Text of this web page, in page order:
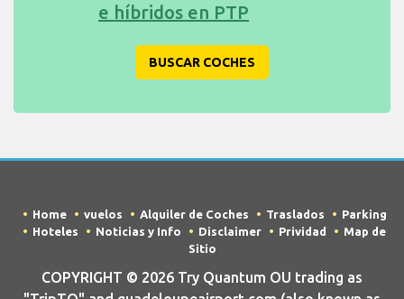
e híbridos en PTP
BUSCAR COCHES
Home vuelos Alquiler de Coches Traslados
Parking
Hoteles
Noticias y Info Disclaimer Prividad
Map de
Sitio
COPYRIGHT © 2026 Try Quantum OU trading as